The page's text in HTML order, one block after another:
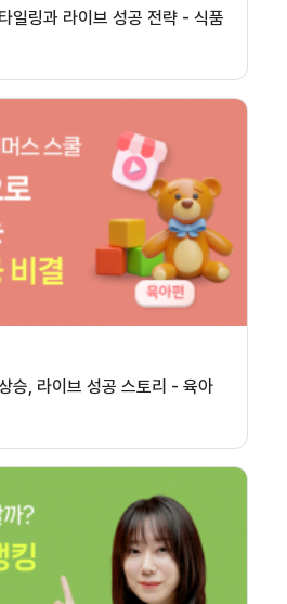
일링과 라이브 성공 전략 - 식품
승, 라이브 성공 스토리 - 육아